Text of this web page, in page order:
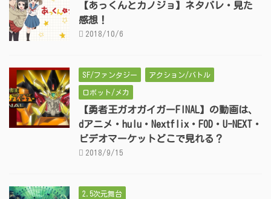
【あっくんとカノジョ】ネタバレ・見た
感想！
2018/10/6
SF/ファンタジー アクション/バトル
ロボット/メカ
【勇者王ガオガイガーFINAL】の動画は、
dアニメ・hulu・Nextflix・FOD・U-NEXT・
ビデオマーケットどこで見れる？
2018/9/15
2.5次元舞台